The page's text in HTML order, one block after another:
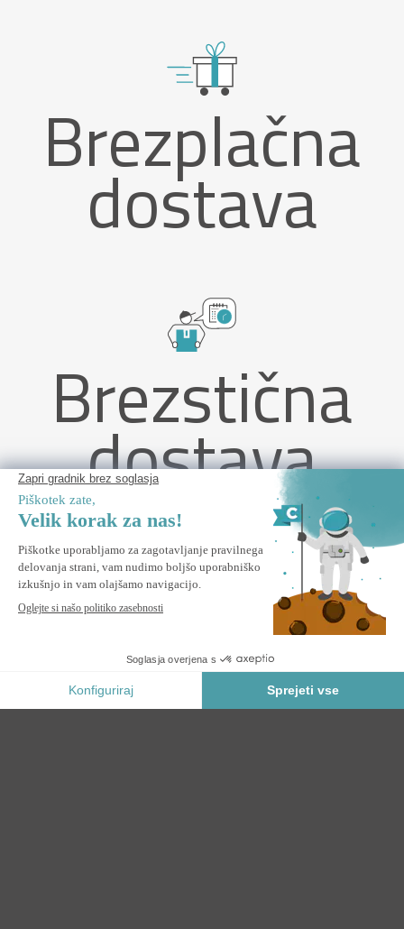
Brezplačna
dostava
Brezstična
dostava
VECCHIO 2,5x2m siva monoblok tenda s stropno pritrditvijo
PREDNAROČILO *
* Prednostna rezervacija
Varno Plačilo